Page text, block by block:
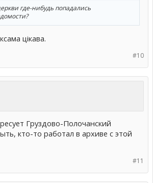
где-нибудь попадались
цiкава.
#10
Груздово-Полочанский
кто-то работал в архиве с этой
#11